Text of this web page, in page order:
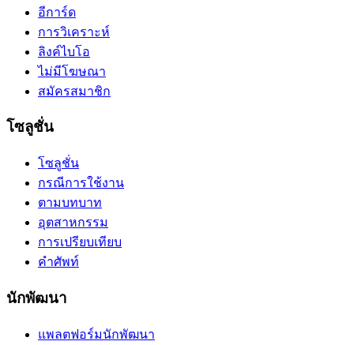
อีการ์ด
การวิเคราะห์
ลิงค์ไบโอ
ไม่มีโฆษณา
สมัครสมาชิก
โซลูชั่น
โซลูชั่น
กรณีการใช้งาน
ตามบทบาท
อุตสาหกรรม
การเปรียบเทียบ
คำศัพท์
นักพัฒนา
แพลตฟอร์มนักพัฒนา